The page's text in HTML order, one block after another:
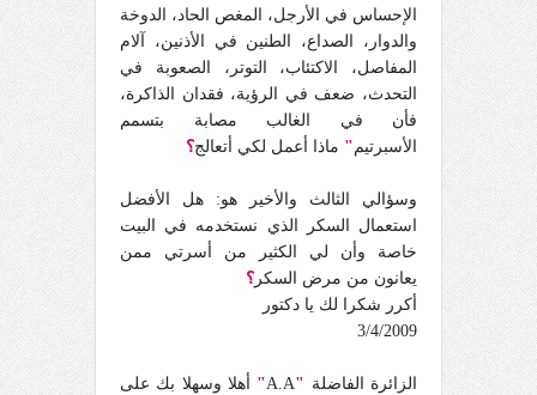
الإحساس في الأرجل، المغص الحاد، الدوخة
والدوار، الصداع، الطنين في الأذنين، آلام
المفاصل، الاكتئاب، التوتر، الصعوبة في
التحدث، ضعف في الرؤية، فقدان الذاكرة،
فأن في الغالب مصابة بتسمم
الأسبرتيم" ماذا أعمل لكي أتعالج؟
وسؤالي الثالث والأخير هو: هل الأفضل
استعمال السكر الذي نستخدمه في البيت
خاصة وأن لي الكثير من أسرتي ممن
يعانون من مرض السكر ؟
أكرر شكرا لك يا دكتور
3/4/2009
الزائرة الفاضلة "
A.A
" أهلا وسهلا بك على